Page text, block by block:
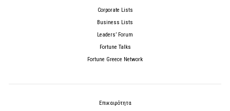
Corporate Lists
Business Lists
Leaders’ Forum
Fortune Talks
Fortune Greece Network
Επικαιρότητα